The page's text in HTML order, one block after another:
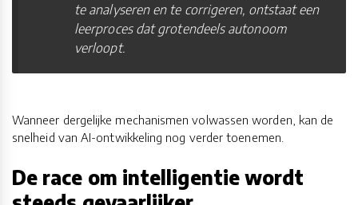
te analyseren en te corrigeren, ontstaat een
leerproces dat grotendeels autonoom
verloopt.
Wanneer dergelijke mechanismen volwassen worden, kan de
snelheid van AI-ontwikkeling nog verder toenemen.
De race om intelligentie wordt